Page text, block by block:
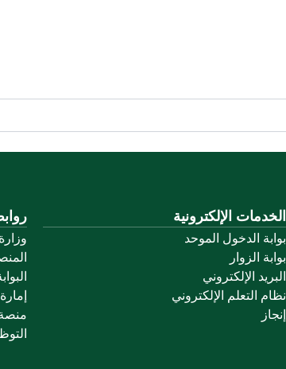
الخدمات الإلكترونية
بوابة الدخول الموحد
بوابة الزوار
البريد الإلكتروني
نظام التعلم الإلكتروني
إنجاز
منصة